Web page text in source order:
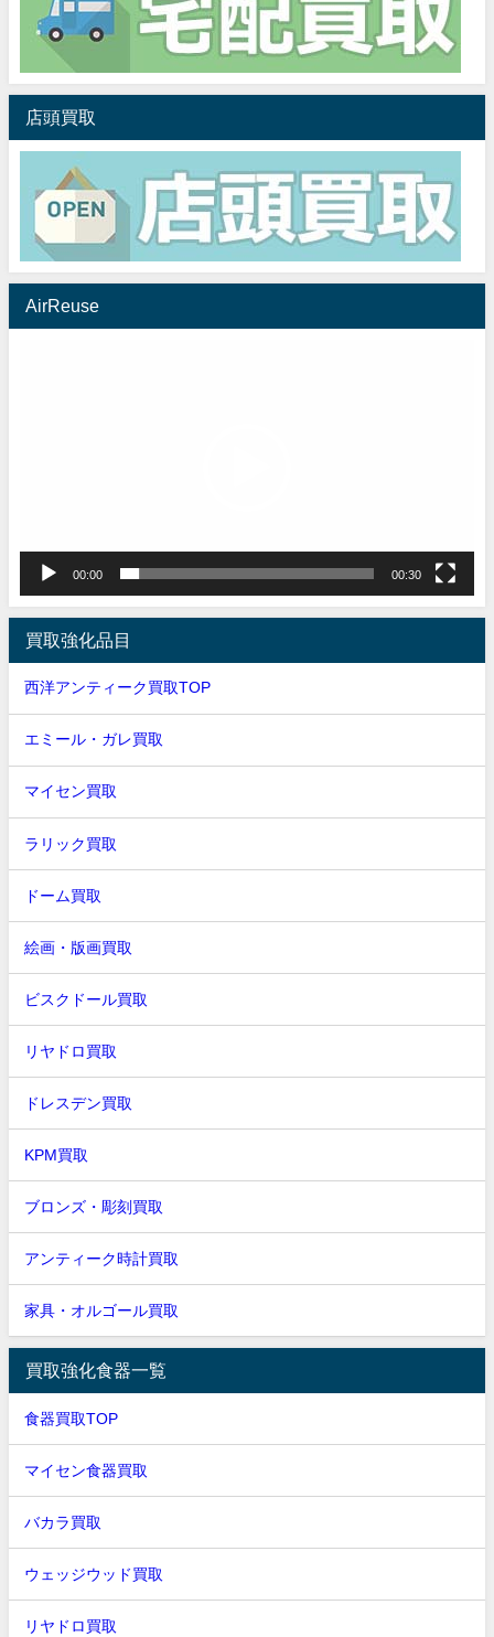
店頭買取
AirReuse
00:00 00:30
買取強化品目
西洋アンティーク買取TOP
エミール・ガレ買取
マイセン買取
ラリック買取
ドーム買取
絵画・版画買取
ビスクドール買取
リヤドロ買取
ドレスデン買取
KPM買取
ブロンズ・彫刻買取
アンティーク時計買取
家具・オルゴール買取
買取強化食器一覧
食器買取TOP
マイセン食器買取
バカラ買取
ウェッジウッド買取
リヤドロ買取